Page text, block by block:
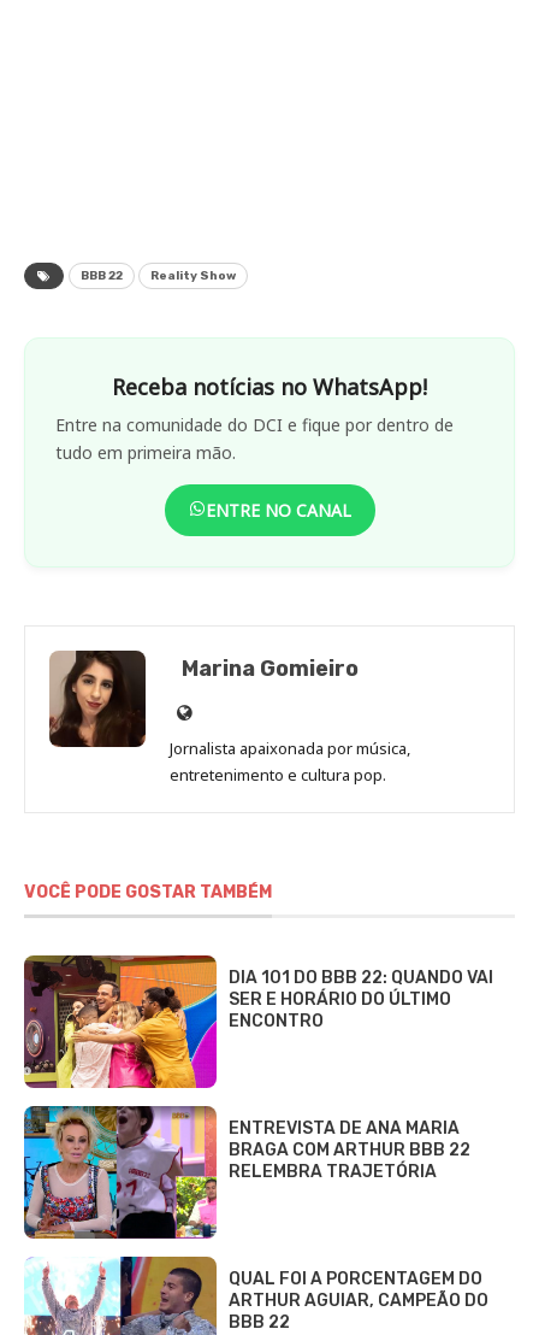
BBB 22 Reality Show
Receba notícias no WhatsApp!
Entre na comunidade do DCI e fique por dentro de
tudo em primeira mão.
ENTRE NO CANAL
Marina Gomieiro
Site
de
Marina
Jornalista apaixonada por música,
entretenimento e cultura pop.
VOCÊ PODE GOSTAR TAMBÉM
DIA 101 DO BBB 22: QUANDO VAI
SER E HORÁRIO DO ÚLTIMO
ENCONTRO
ENTREVISTA DE ANA MARIA
BRAGA COM ARTHUR BBB 22
RELEMBRA TRAJETÓRIA
QUAL FOI A PORCENTAGEM DO
ARTHUR AGUIAR, CAMPEÃO DO
BBB 22